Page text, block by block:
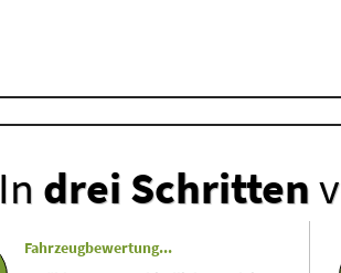
In drei Schritten
Fahrzeugbewertung...